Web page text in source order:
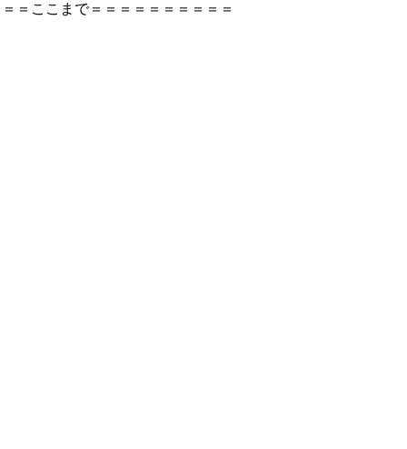
＝＝ここまで＝＝＝＝＝＝＝＝＝＝